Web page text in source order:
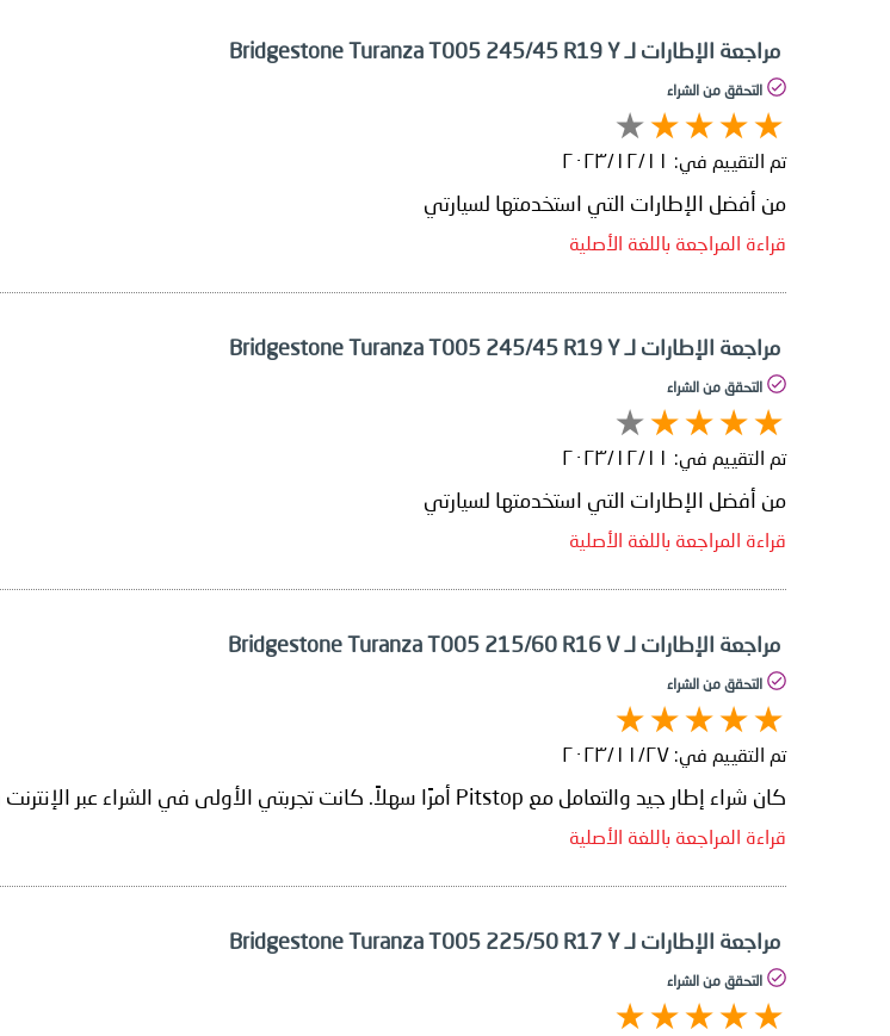
مراجعة الإطارات لـ Bridgestone Turanza T005 245/45 R19 Y
التحقق من الشراء
تم التقييم في: ١١‏/١٢‏/٢٠٢٣
من أفضل الإطارات التي استخدمتها لسيارتي
قراءة المراجعة باللغة الأصلية
مراجعة الإطارات لـ Bridgestone Turanza T005 245/45 R19 Y
التحقق من الشراء
تم التقييم في: ١١‏/١٢‏/٢٠٢٣
من أفضل الإطارات التي استخدمتها لسيارتي
قراءة المراجعة باللغة الأصلية
مراجعة الإطارات لـ Bridgestone Turanza T005 215/60 R16 V
التحقق من الشراء
تم التقييم في: ٢٧‏/١١‏/٢٠٢٣
كان شراء إطار جيد والتعامل مع Pitstop أمرًا سهلاً. كانت تجربتي الأولى في الشراء عبر الإنترنت وكانت سهلة.
قراءة المراجعة باللغة الأصلية
مراجعة الإطارات لـ Bridgestone Turanza T005 225/50 R17 Y
التحقق من الشراء